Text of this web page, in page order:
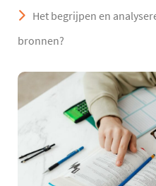
Het begrijpen en
bronnen?